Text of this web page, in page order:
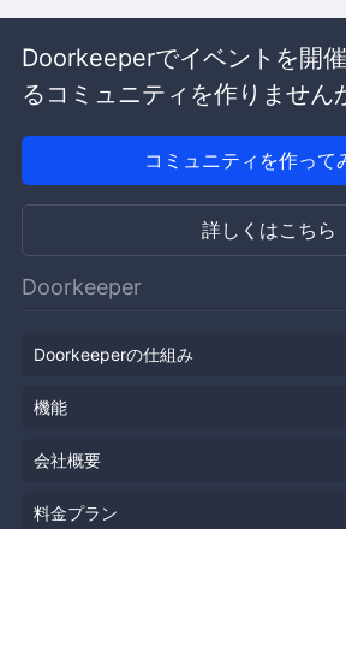
Doorkeeperでイベントを開
るコミュニティを作りません
コミュニティを作って
詳しくはこちら
Doorkeeper
Doorkeeperの仕組み
機能
会社概要
料金プラン